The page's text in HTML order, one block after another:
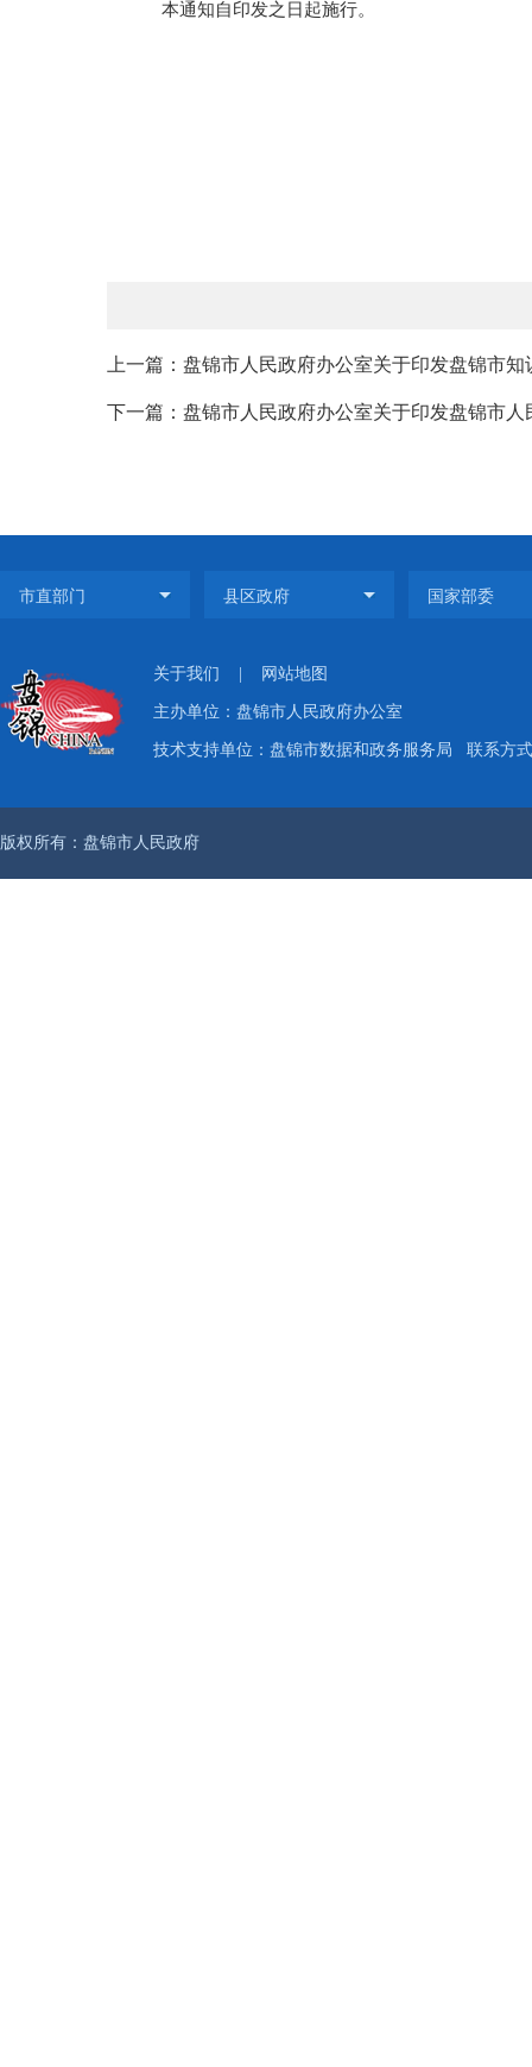
本通知自印发之日起施行。
上一篇：盘锦市人民政府办公室关于印发盘锦市
下一篇：盘锦市人民政府办公室关于印发盘锦市
关于我们 网站地图
主办单位：盘锦市人民政府办公室
技术支持单位：盘锦市数据和政务服务局 联系方
版权所有：盘锦市人民政府